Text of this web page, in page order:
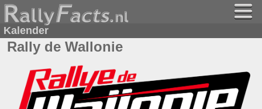
Kalender
Rally de Wallonie